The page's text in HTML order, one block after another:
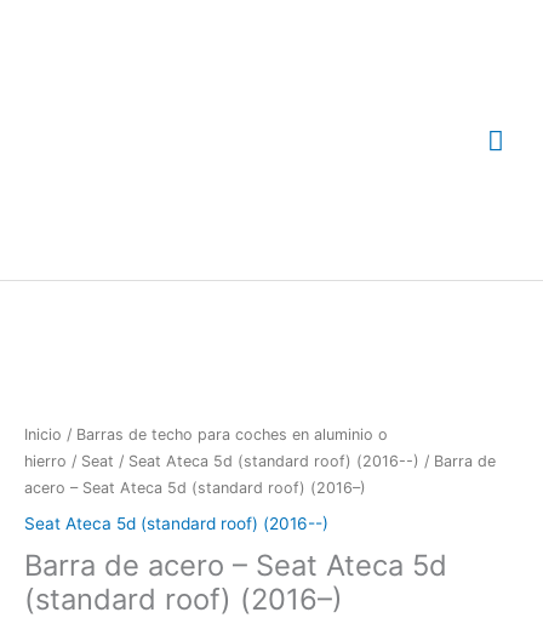
Inicio / Barras de techo para coches en aluminio o
hierro / Seat / Seat Ateca 5d (standard roof) (2016--) / Barra de
acero – Seat Ateca 5d (standard roof) (2016–)
Seat Ateca 5d (standard roof) (2016--)
Barra de acero – Seat Ateca 5d
(standard roof) (2016–)
Ateca
5d
(standard
(2016-
-)
cantidad